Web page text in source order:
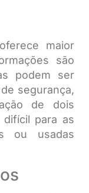
maior
são
podem ser
segurança,
de dois
para as
ou usadas